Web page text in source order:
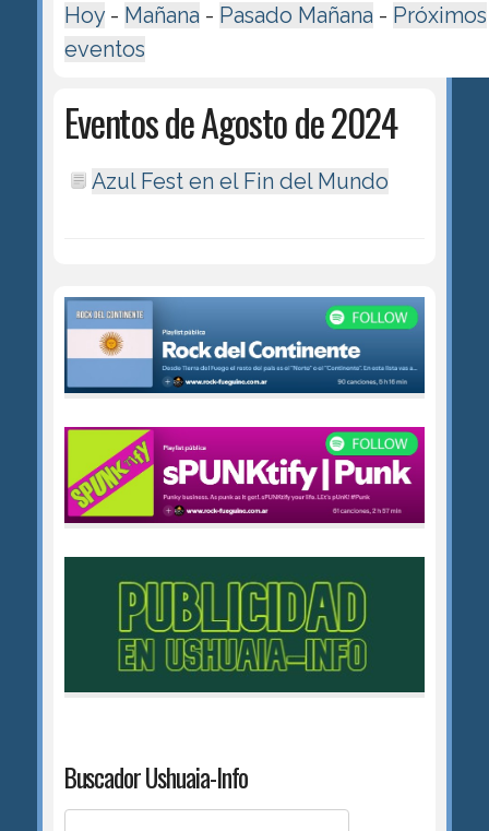
Hoy- Mañana - Pasado Mañana - Próximos
eventos
Eventos de Agosto de 2024
Azul Fest en el Fin del Mundo
Buscador Ushuaia-Info